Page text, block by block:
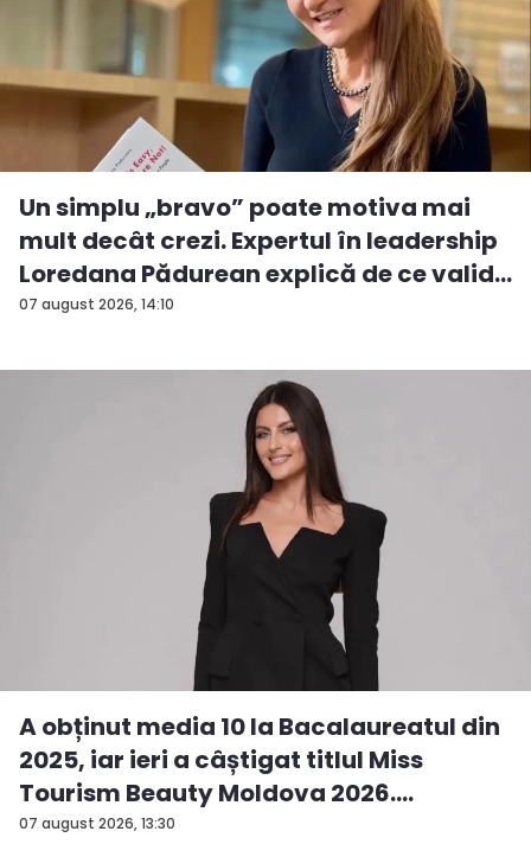
07 august 2026, 14:10
Un simplu „bravo” poate motiva mai
mult decât crezi. Expertul în leadership
Loredana Pădurean explică de ce valid...
07 august 2026, 13:30
A obținut media 10 la Bacalaureatul din
2025, iar ieri a câștigat titlul Miss
Tourism Beauty Moldova 2026.
Andreea...